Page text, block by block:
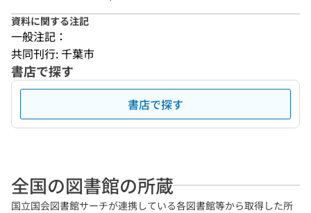
資料に関する注記
一般注記：
共同刊行: 千葉市
書店で探す
書店で探す
全国の図書館の所蔵
国立国会図書館サーチが連携している各図書館等から取得した所